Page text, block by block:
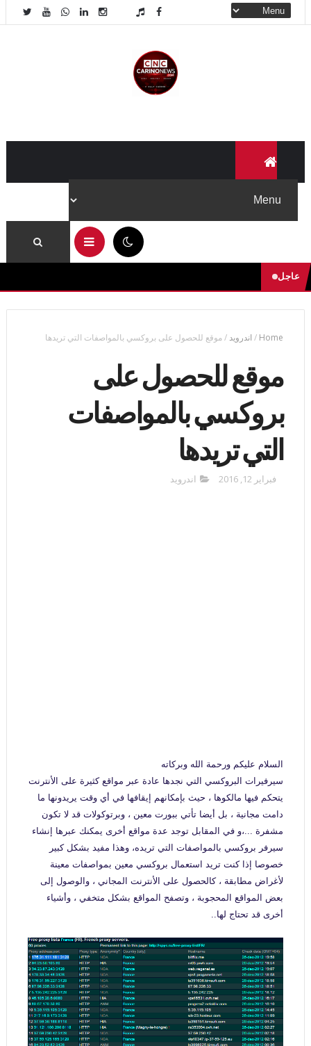
عاجل
Home
/ اندرويد/موقع للحصول على بروكسي بالمواصفات التي تريدها
موقع للحصول على
بروكسي بالمواصفات
التي تريدها
فبراير 12, 2016 اندرويد
السلام عليكم ورحمة الله وبركاته
سيرفيرات البروكسي التي نجدها عادة عبر مواقع كثيرة على الأنترنت
يتحكم فيها مالكوها ، حيث بإمكانهم إيقافها في أي وقت يريدونها ما
دامت مجانية ، بل أيضا تأتي ببورت معين ، وبرتوكولات قد لا تكون
مشفرة ...،و في المقابل توجد عدة مواقع أخرى يمكنك عبرها إنشاء
سيرفر بروكسي بالمواصفات التي تريده، وهذا مفيد بشكل كبير
خصوصا إذا كنت تريد استعمال بروكسي معين بمواصفات معينة
لأغراض مطابقة ، كالحصول على الأنترنت المجاني ، والوصول إلى
بعض المواقع المحجوبة ، وتصفح المواقع بشكل متخفي ، وأشياء
أخرى قد تحتاج لها..